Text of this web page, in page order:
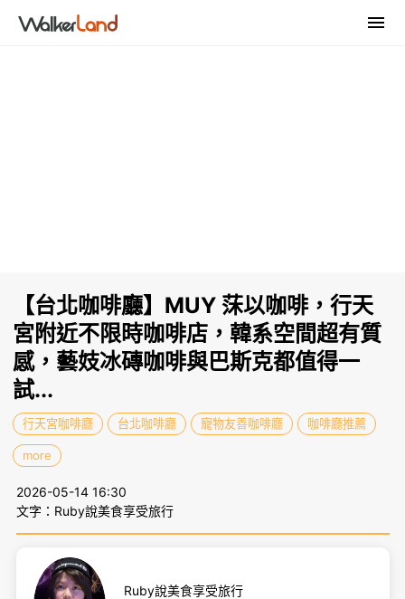
【台北咖啡廳】MUY 莯以咖啡，行天
宮附近不限時咖啡店，韓系空間超有質
感，藝妓冰磚咖啡與巴斯克都值得一
試...
行天宮咖啡廳 台北咖啡廳 寵物友善咖啡廳 咖啡廳推薦
more
2026-05-14 16:30
文字：Ruby說美食享受旅行
Ruby說美食享受旅行